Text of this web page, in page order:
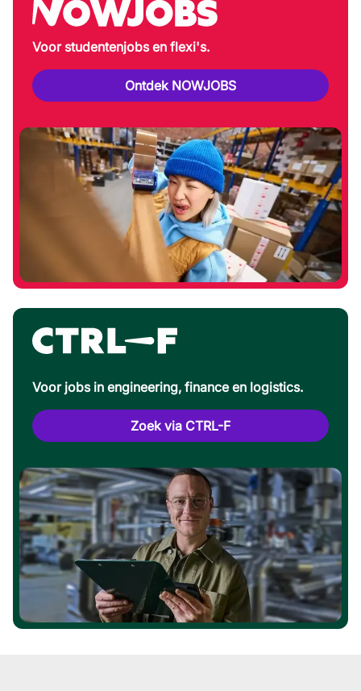
Voor studentenjobs en flexi's.
Ontdek NOWJOBS
Voor jobs in engineering, finance en logistics.
Zoek via CTRL-F